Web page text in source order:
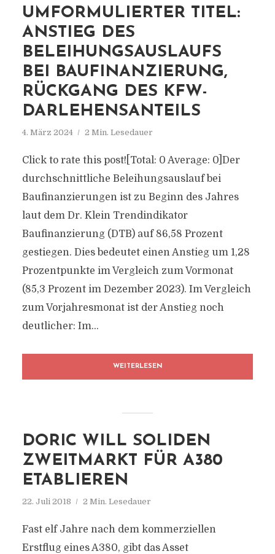
UMFORMULIERTER TITEL:
ANSTIEG DES
BELEIHUNGSAUSLAUFS
BEI BAUFINANZIERUNG,
RÜCKGANG DES KFW-
DARLEHENSANTEILS
4. März 2024 2 Min. Lesedauer
Click to rate this post![Total: 0 Average: 0]Der
durchschnittliche Beleihungsauslauf bei
Baufinanzierungen ist zu Beginn des Jahres
laut dem Dr. Klein Trendindikator
Baufinanzierung (DTB) auf 86,58 Prozent
gestiegen. Dies bedeutet einen Anstieg um 1,28
Prozentpunkte im Vergleich zum Vormonat
(85,3 Prozent im Dezember 2023). Im Vergleich
zum Vorjahresmonat ist der Anstieg noch
deutlicher: Im...
WEITERLESEN
DORIC WILL SOLIDEN
ZWEITMARKT FÜR A380
ETABLIEREN
22. Juli 2018 2 Min. Lesedauer
Fast elf Jahre nach dem kommerziellen
Erstflug eines A380, gibt das Asset